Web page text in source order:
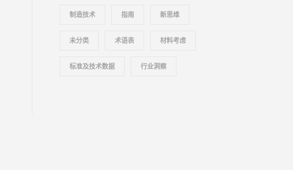
制造技术 指南 新思维
未分类 术语表 材料考虑
标准及技术数据 行业洞察